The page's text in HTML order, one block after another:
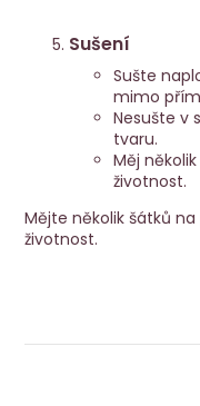
Sušení
Sušte
mimo
Nesušte v
tvaru.
Měj
životnost.
Mějte několik šátků
životnost.